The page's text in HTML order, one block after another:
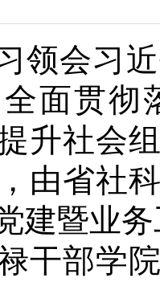
领会习
面贯彻
升社会
由省社
建暨业
干部学